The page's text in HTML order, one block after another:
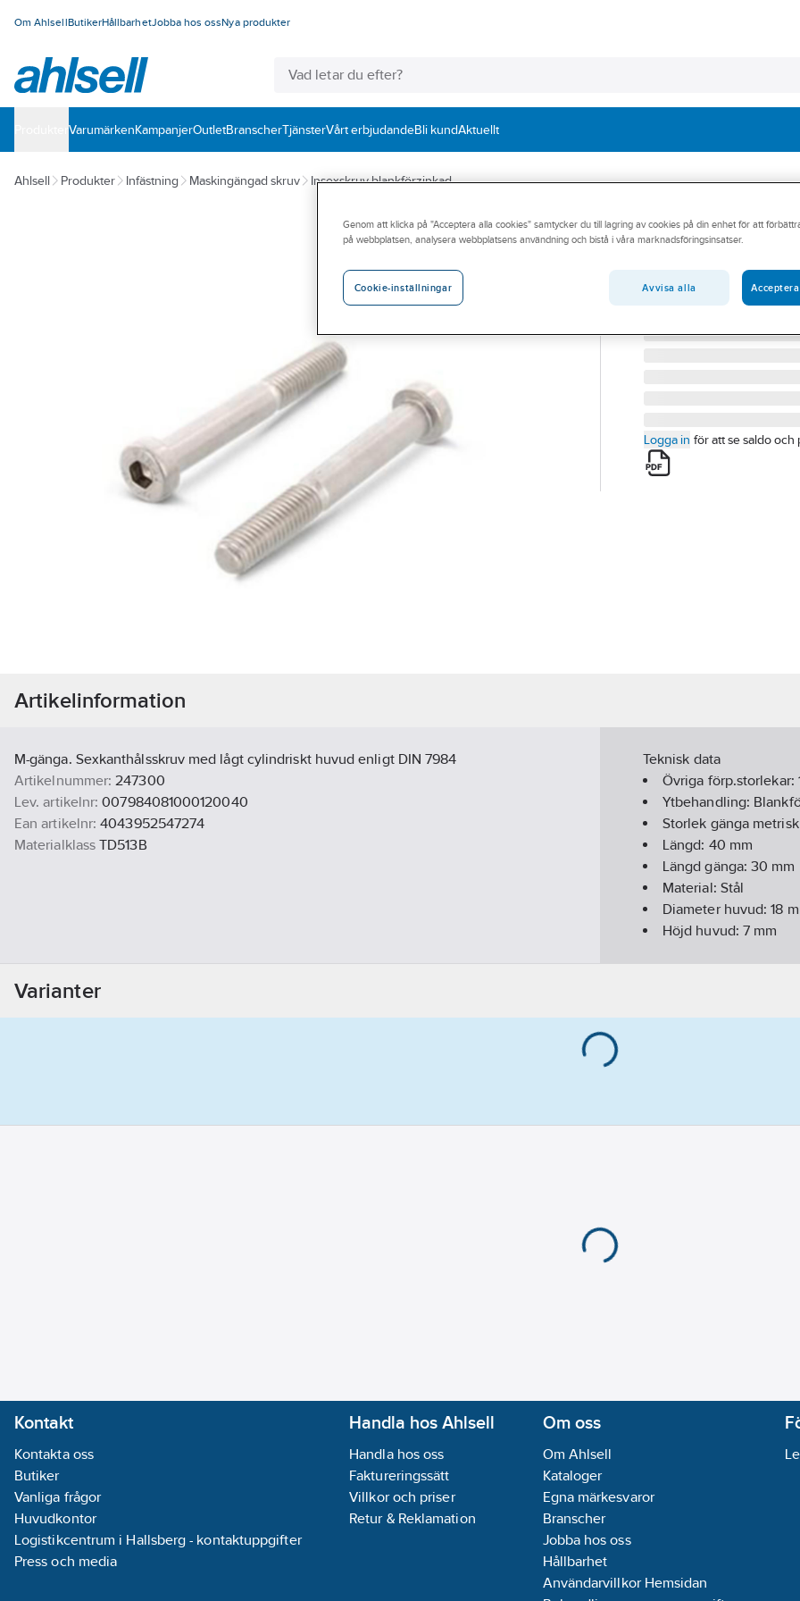
Om AhlsellButikerHållbarhetJobba hos ossNya produkter
VarumärkenKampanjerOutletBranscherTjänsterVårt erbjudandeBli kundAktuellt
Ahlsell Produkter Infästning Maskingängad skruv Insexskruv blankförzinkad
SEXKANTHÅLSKRUV
247300
Logga in för att se saldo och
Artikelinformation
M-gänga. Sexkanthålsskruv med lågt cylindriskt huvud enligt DIN 7984
Artikelnummer: 247300
Lev. artikelnr: 007984081000120040
Ean artikelnr: 4043952547274
Materialklass TD513B
Teknisk data
Övriga förp.storlekar:
Ytbehandling:
Storlek gänga
Längd: 40 mm
Längd gänga:30 mm
Material: Stål
Diameter huvud:18
Höjd huvud: 7 mm
Helgängad:Nej
Varianter
Kontakt
Kontakta oss
Butiker
Vanliga frågor
Huvudkontor
Logistikcentrum i Hallsberg - kontaktuppgifter
Press och media
Handla hos Ahlsell
Handla hos oss
Faktureringssätt
Villkor och priser
Retur & Reklamation
Om oss
Om Ahlsell
Kataloger
Egna märkesvaror
Branscher
Jobba hos oss
Hållbarhet
Användarvillkor Hemsidan
Genom att klicka på "Acceptera alla cookies" samtycker du till lagring av cookies på din enhet för att
på webbplatsen, analysera webbplatsens användning och bistå i våra marknadsföringsinsatser.
Cookie-inställningar Avvisa alla